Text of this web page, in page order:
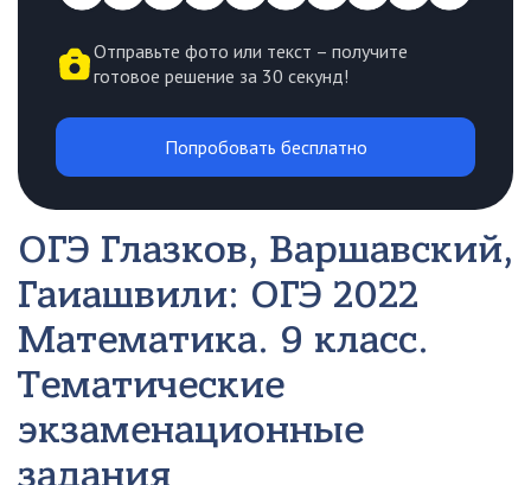
Отправьте фото или текст – получите
готовое решение за 30 секунд!
Попробовать бесплатно
ОГЭ Глазков, Варшавский,
Гаиашвили: ОГЭ 2022
Математика. 9 класс.
Тематические
экзаменационные
задания